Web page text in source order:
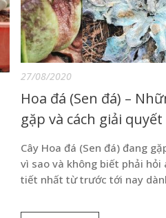
27/08/2020
Hoa đá (Sen đá) –
gặp và cách giải quyết
Cây Hoa đá (Sen đá) đang
vì sao và không biết phải hỏi
tiết nhất từ trước tới nay